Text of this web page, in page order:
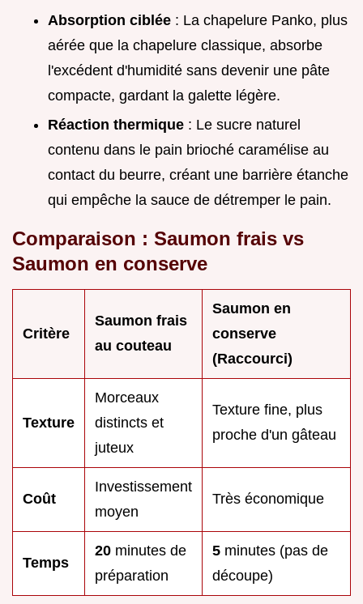
Absorption ciblée : La chapelure Panko, plus
aérée que la chapelure classique, absorbe
l'excédent d'humidité sans devenir une pâte
compacte, gardant la galette légère.
Réaction thermique : Le sucre naturel
contenu dans le pain brioché caramélise au
contact du beurre, créant une barrière étanche
qui empêche la sauce de détremper le pain.
Comparaison : Saumon frais vs
Saumon en conserve
Critère
Saumon frais
au couteau
Saumon en
conserve
(Raccourci)
Texture
Morceaux
distincts et
juteux
Texture fine, plus
proche d'un gâteau
Coût
Investissement
moyen
Très économique
Temps
20 minutes de
préparation
5 minutes (pas de
découpe)